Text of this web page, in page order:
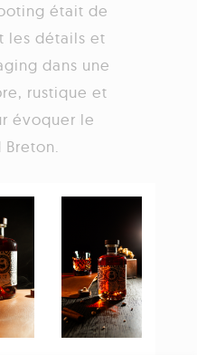
était de
les détails et
dans une
rustique et
évoquer le